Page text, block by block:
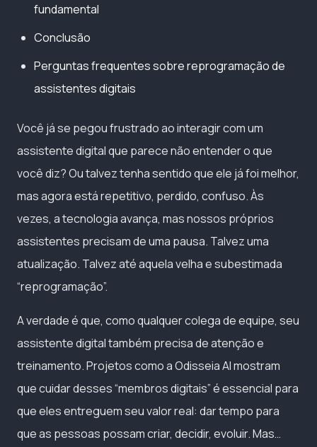
fundamental
Conclusão
Perguntas frequentes sobre reprogramação de
assistentes digitais
Você já se pegou frustrado ao interagir com um
assistente digital que parece não entender o que
você diz? Ou talvez tenha sentido que ele já foi melhor,
mas agora está repetitivo, perdido, confuso. Às
vezes, a tecnologia avança, mas nossos próprios
assistentes precisam de uma pausa. Talvez uma
atualização. Talvez até aquela velha e subestimada
“reprogramação”.
A verdade é que, como qualquer colega de equipe, seu
assistente digital também precisa de atenção e
treinamento. Projetos como a Odisseia AI mostram
que cuidar desses “membros digitais” é essencial para
que eles entreguem seu valor real: dar tempo para
que as pessoas possam criar, decidir, evoluir. Mas…